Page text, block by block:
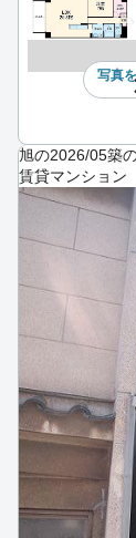
写真を
旭の2026/05築
賃貸マンション